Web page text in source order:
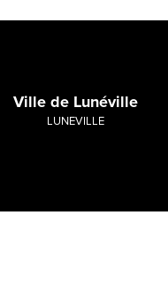
Ville de Lunéville
LUNEVILLE